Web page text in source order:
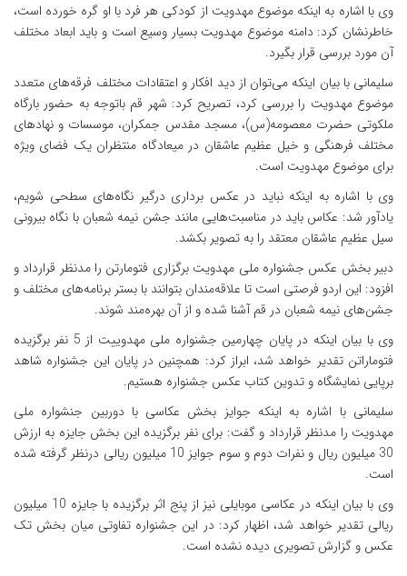
وی با اشاره به اینکه موضوع مهدویت از کودکی هر فرد با او گره‌ خورده است،
خاطرنشان کرد: دامنه موضوع مهدویت بسیار وسیع است و باید ابعاد مختلف
آن مورد بررسی قرار بگیرد.
سلیمانی با بیان اینکه می‌توان از دید افکار و اعتقادات مختلف فرقه‌های متعدد
موضوع مهدویت را بررسی کرد، تصریح کرد: شهر قم باتوجه به حضور بارگاه
ملکوتی حضرت معصومه(س)، مسجد مقدس جمکران، موسسات و نهادهای
مختلف فرهنگی و خیل عظیم عاشقان در میعادگاه منتظران یک فضای ویژه
برای موضوع مهدویت است.
وی با اشاره به اینکه نباید در عکس برداری درگیر نگاه‌های سطحی شویم،
یادآور شد: عکاس باید در مناسبت‌هایی مانند جشن نیمه شعبان با نگاه بیرونی
سیل عظیم عاشقان معتقد را به تصویر بکشد.
دبیر بخش عکس جشنواره ملی مهدویت برگزاری فتومارتن را مدنظر قرارداد و
افزود: این اردو فرصتی است تا علاقه‌مندان بتوانند با بستر برنامه‌های مختلف و
جشن‌های نیمه شعبان در قم آشنا شده و از آن بهره‌مند شوند.
وی با بیان اینکه در پایان چهارمین جشنواره ملی مهدوییت از 5 نفر برگزیده
فتوماراتن تقدیر خواهد شد، ابراز کرد: همچنین در پایان این جشنواره شاهد
برپایی نمایشگاه و تدوین کتاب عکس جشنواره هستیم.
سلیمانی با اشاره به اینکه جوایز بخش عکاسی با دوربین جنشواره ملی
مهدویت را مدنظر قرارداد و گفت: برای نفر برگزیده این بخش جایزه به ارزش
30 میلیون ریال و نفرات دوم و سوم جوایز 10 میلیون ریالی درنظر گرفته شده
است.
وی با بیان اینکه در عکاسی موبایلی نیز از پنج اثر برگزیده با جایزه 10 میلیون
ریالی تقدیر خواهد شد، اظهار کرد: در این جشنواره تفاوتی میان بخش تک
عکس و گزارش تصویری دیده نشده است.